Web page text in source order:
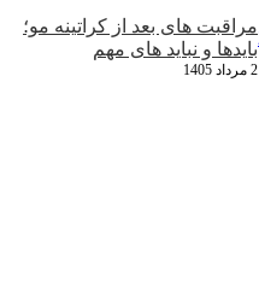
مراقبت‌ های بعد از کراتینه مو؛
بایدها و نباید های مهم
2 مرداد 1405